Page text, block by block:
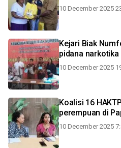
10 December 2025
Kejari Biak
pidana
10 December 2025
Koalisi 16
perempuan di
10 December 2025